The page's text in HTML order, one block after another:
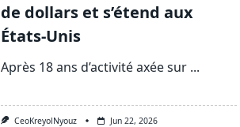
de dollars et s’étend aux
États-Unis
Après 18 ans d’activité axée sur ...
CeoKreyolNyouz Jun 22, 2026